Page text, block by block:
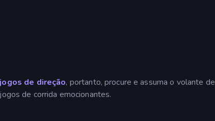
de direção, portanto, procure e assuma o volante de
de corrida emocionantes.